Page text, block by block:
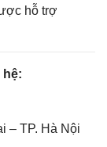
hỗ trợ
hệ:
– TP. Hà Nội